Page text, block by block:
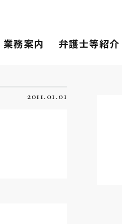
業務案内 弁護士等紹介
2011.01.01